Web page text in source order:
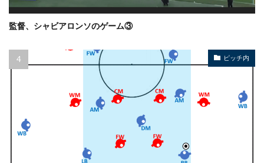
監督、シャビアロンソのゲーム③
ピッチ内